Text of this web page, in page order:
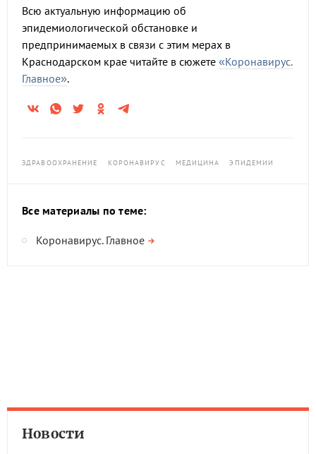
Всю актуальную информацию об
эпидемиологической обстановке и
предпринимаемых в связи с этим мерах в
Краснодарском крае читайте в сюжете «Коронавирус.
Главное».
ЗДРАВООХРАНЕНИЕ КОРОНАВИРУС МЕДИЦИНА ЭПИДЕМИИ
Все материалы по теме:
Коронавирус. Главное
Новости